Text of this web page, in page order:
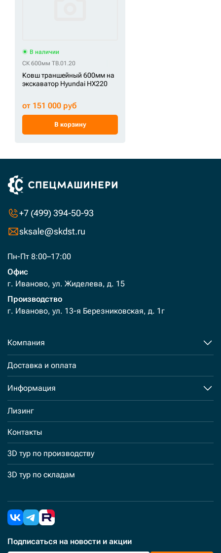
В наличии
СК 600мм TB.01.20
Ковш траншейный 600мм на
экскаватор Hyundai HX220
от 151 000 руб
В корзину
+7 (499) 394-50-93
sksale@skdst.ru
Пн-Пт 8:00–17:00
Офис
г. Иваново, ул. Жиделева, д. 15
Производство
г. Иваново, ул. 13-я Березниковская, д. 1г
Компания
Доставка и оплата
Информация
Лизинг
Контакты
3D тур по производству
3D тур по складам
Подписаться на новости и акции